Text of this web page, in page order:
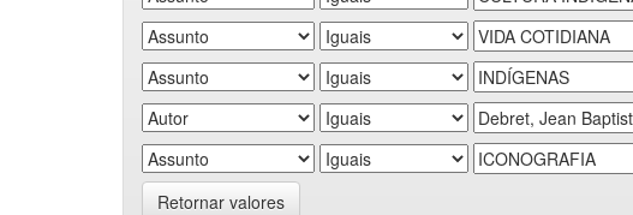
Retornar valores